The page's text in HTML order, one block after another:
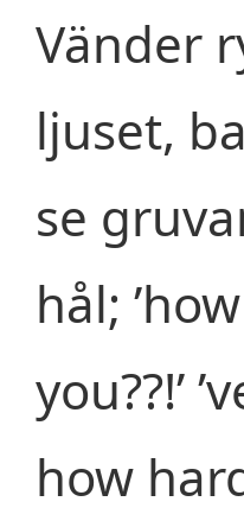
Vänder
ljuset,
se
hål;
you??!’
how